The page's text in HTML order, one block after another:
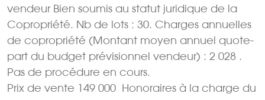
vendeur Bien soumis au statut juridique de la
Copropriété. Nb de lots : 30. Charges annuelles
de copropriété (Montant moyen annuel quote-
part du budget prévisionnel vendeur) : 2 028 .
Pas de procédure en cours.
Prix de vente 149 000  Honoraires à la charge du